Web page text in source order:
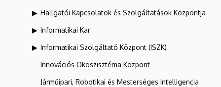
Hallgatói Kapcsolatok és Szolgáltatások Központja
Informatikai Kar
Informatikai Szolgáltató Központ (ISZK)
Innovációs Ökoszisztéma Központ
Járműipari, Robotikai és Mesterséges Intelligencia